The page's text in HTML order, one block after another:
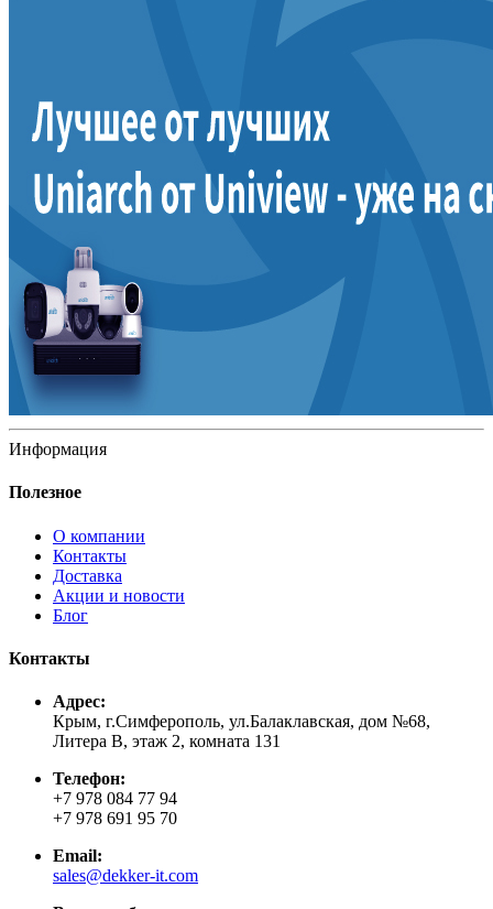
Информация
Полезное
О компании
Контакты
Доставка
Акции и новости
Блог
Контакты
Адрес:
Крым, г.Симферополь, ул.Балаклавская, дом №68,
Литера В, этаж 2, комната 131
Телефон:
+7 978 084 77 94
+7 978 691 95 70
Email:
sales@dekker-it.com